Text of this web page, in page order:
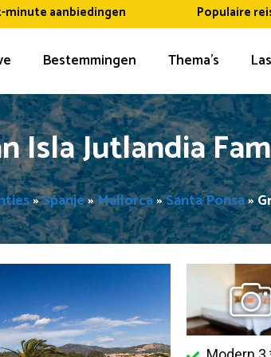
minute aanbiedingen Populaire
Bestemmingen Thema’s
Isla Jutlandia
»Spanje»Mallorca»Santa Ponsa»